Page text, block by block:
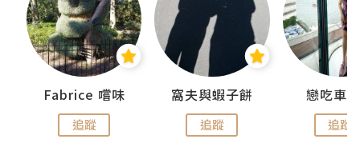
Fabrice 嚐味
追蹤
窩夫與蝦子餅
追蹤
戀吃車
追蹤